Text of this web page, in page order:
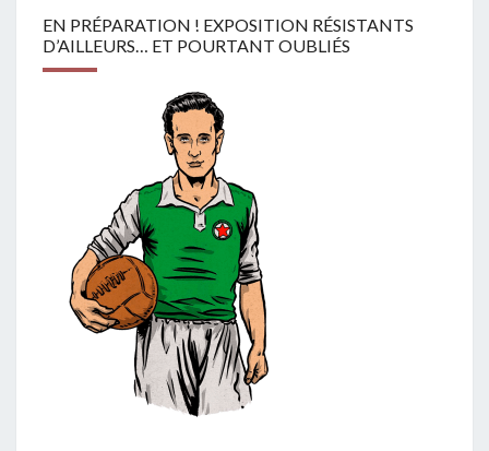
EN PRÉPARATION ! EXPOSITION RÉSISTANTS
D’AILLEURS… ET POURTANT OUBLIÉS